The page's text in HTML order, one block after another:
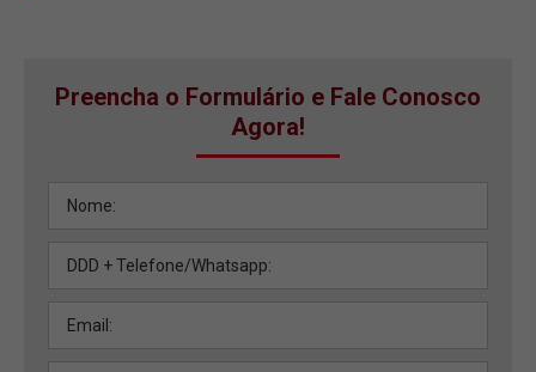
Preencha o Formulário e Fale Conosco
Agora!